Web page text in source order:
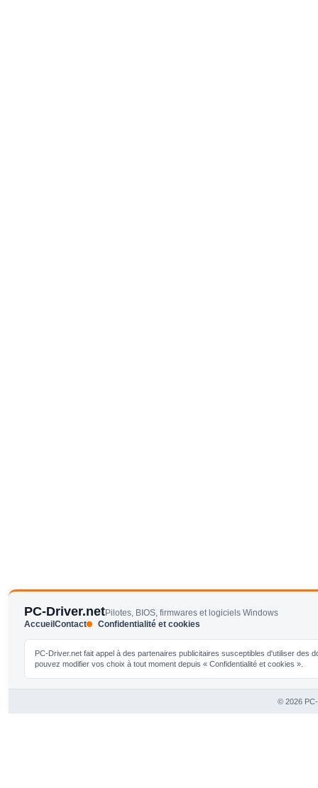
PC-Driver.netPilotes, BIOS, firmwares et logiciels Windows
AccueilContact Confidentialité et cookies
PC-Driver.net fait appel à des partenaires publicitaires susceptibles d'utiliser
pouvez modifier vos choix à tout moment depuis « Confidentialité et cookies ».
© 2026